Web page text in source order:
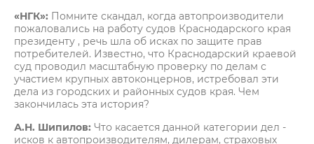
«НГК»: Помните скандал, когда автопроизводители
пожаловались на работу судов Краснодарского края
президенту , речь шла об исках по защите прав
потребителей. Известно, что Краснодарский краевой
суд проводил масштабную проверку по делам с
участием крупных автоконцернов, истребовал эти
дела из городских и районных судов края. Чем
закончилась эта история?
А.Н. Шипилов: Что касается данной категории дел -
исков к автопроизводителям, дилерам, страховых